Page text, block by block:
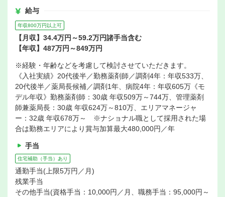
給与
年収800万円以上可
【月収】34.4万円～59.2万円諸手当含む
【年収】487万円～849万円
※経験・年齢などを考慮して検討させていただきます。
《入社実績》20代後半／勤務薬剤師／調剤4年：年収533万、
20代後半／薬局長候補／調剤1年、病院4年：年収605万《モ
デル年収》勤務薬剤師：30歳 年収509万～744万、管理薬剤
師兼薬局長：30歳 年収624万～810万、エリアマネージャ
ー：32歳 年収678万～ ※ナショナル職として採用された場
合は勤務エリアにより賞与加算最大480,000円／年
手当
住宅補助（手当）あり
通勤手当(上限5万円／月)
残業手当
その他手当(資格手当：10,000円／月、職務手当：95,000円～